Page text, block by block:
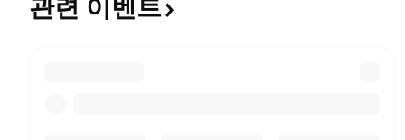
관련 이벤트